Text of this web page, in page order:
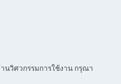
นวิศวกรรมการใช้งาน กรุณา